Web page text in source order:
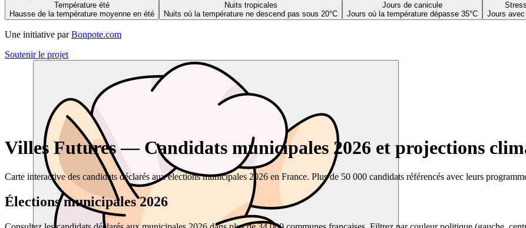
Température été
Hausse de la température moyenne en été
Nuits tropicales
Nuits où la température ne descend pas sous 20°C
Jours de canicule
Jours où la température dépasse 35°C
Jours
Une initiative par Bonpote.com
Soutenir le projet
Villes Futures — Candidats municipales 2026 et projections
Carte interactive des candidats déclarés aux élections municipales 2026 en France. Plus de 50 000 candidats référencés avec leurs
Élections municipales 2026